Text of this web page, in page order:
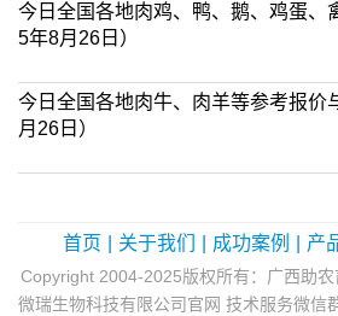
今日全国各地肉鸡、鸭、鹅、鸡蛋、
5年8月26日）
今日全国各地肉牛、肉羊等参考报价
月26日）
首页 关于我们 成功案例 产
Copyright 2004-2025版权所有：广西助
微瑞生物科技有限公司官网 技术服务微信